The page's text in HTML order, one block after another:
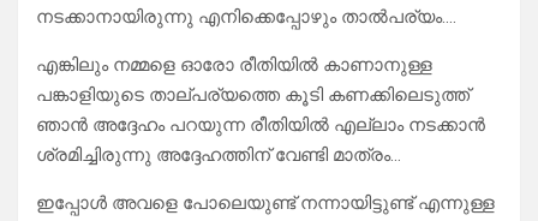
നടക്കാനായിരുന്നു എനിക്കെപ്പോഴും താൽപര്യം….
എങ്കിലും നമ്മളെ ഓരോ രീതിയിൽ കാണാനുള്ള
പങ്കാളിയുടെ താല്പര്യത്തെ കൂടി കണക്കിലെടുത്ത്
ഞാൻ അദ്ദേഹം പറയുന്ന രീതിയിൽ എല്ലാം നടക്കാൻ
ശ്രമിച്ചിരുന്നു അദ്ദേഹത്തിന് വേണ്ടി മാത്രം…
ഇപ്പോൾ അവളെ പോലെയുണ്ട് നന്നായിട്ടുണ്ട് എന്നുള്ള